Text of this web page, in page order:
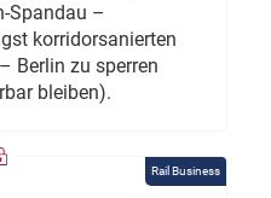
Spandau –
korridorsanierten
Berlin zu sperren
bleiben).
Rail Business